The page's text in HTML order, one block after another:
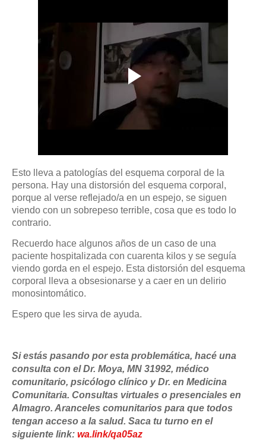
Esto lleva a patologías del esquema corporal de la
persona. Hay una distorsión del esquema corporal,
porque al verse reflejado/a en un espejo, se siguen
viendo con un sobrepeso terrible, cosa que es todo lo
contrario.
Recuerdo hace algunos años de un caso de una
paciente hospitalizada con cuarenta kilos y se seguía
viendo gorda en el espejo. Esta distorsión del esquema
corporal lleva a obsesionarse y a caer en un delirio
monosintomático.
Espero que les sirva de ayuda.
Si estás pasando por esta problemática, hacé una
consulta con el Dr. Moya, MN 31992, médico
comunitario, psicólogo clínico y Dr. en Medicina
Comunitaria. Consultas virtuales o presenciales en
Almagro. Aranceles comunitarios para que todos
tengan acceso a la salud. Saca tu turno en el
siguiente link: wa.link/qa05az